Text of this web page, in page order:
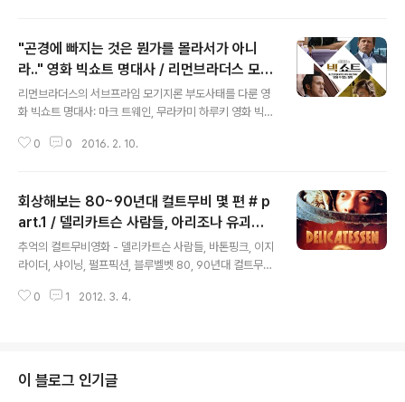
도 못하면서
"곤경에 빠지는 것은 뭔가를 몰라서가 아니
라.." 영화 빅쇼트 명대사 / 리먼브라더스 모기
지론 사태
리먼브라더스의 서브프라임 모기지론 부도사태를 다룬 영
화 빅쇼트 명대사: 마크 트웨인, 무라카미 하루키 영화 빅쇼
스 파산 사태 여러분, 돈 법시다! 돈 벌 준비 됐죠? 영화 빅
O, 서브프라임, 모기지(주택담보대출), 리먼브라더스 같은
경제용어들로 어려운 내용이기 때문" 이라는 우스개 말들
이 올라오고 있는데, 수위의 대단하고 적나라한 성묘사와
각도를 담고 있지는 않으며, 스트립바 장면에서 상체 곡선
의 첨단과 하체 과일 곡선 클로즈업이 여과 없이 잠깐 보여
지는 정도. 영화 맥락에 딱히 영향 미치지 않는 이 장면들만
0 0 2016. 2. 10.
회상해보는 80~90년대 컬트무비 몇 편 # p
art.1 / 델리카트슨 사람들, 아리조나 유괴사
건, 파리 텍사스, 펄프픽션
추억의 컬트무비영화 - 델리카트슨 사람들, 바톤핑크, 이지
라이더, 샤이닝, 펄프픽션, 블루벨벳 80, 90년대 컬트무비
영화)의 희소성 개념이 사라지고 정보의 평준화 시대가 되
성향에 따라서 목록을 추려 내는데 적잖은 차이가 있어 보
인다. 내가 컬트무비로 알고 있는 영화들을 각 영화에 대해
0 1 2012. 3. 4.
이 블로그 인기글